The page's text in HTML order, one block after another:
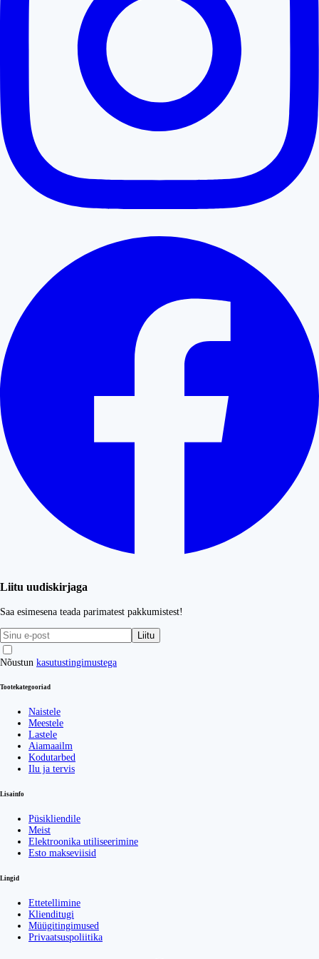
Liitu uudiskirjaga
Saa esimesena teada parimatest pakkumistest!
Liitu
Nõustun kasutustingimustega
Tootekategooriad
Naistele
Meestele
Lastele
Aiamaailm
Kodutarbed
Ilu ja tervis
Lisainfo
Püsikliendile
Meist
Elektroonika utiliseerimine
Esto makseviisid
Lingid
Ettetellimine
Klienditugi
Müügitingimused
Privaatsuspoliitika